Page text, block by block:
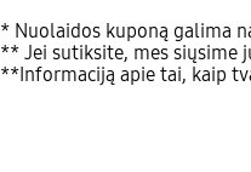
* Nuolaidos kuponą galima
** Jei sutiksite, mes siųsime
**Informaciją apie tai, kaip